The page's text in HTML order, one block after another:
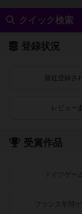
クイック検索
登録状況
最近登録さ
レビュー
受賞作品
ドイツゲー
フランス年間ゲ